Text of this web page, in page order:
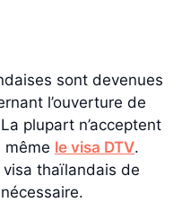
sont devenues
l’ouverture de
plupart n’acceptent
même le visa DTV.
thaïlandais de